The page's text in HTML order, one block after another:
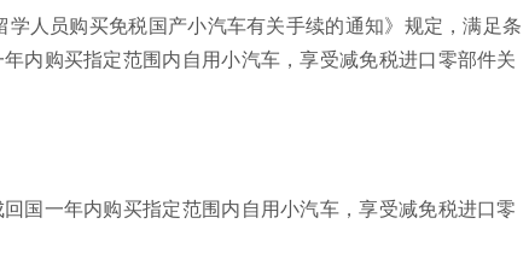
人员购买免税国产小汽车有关手续的通知》规定，满足条
内购买指定范围内自用小汽车，享受减免税进口零部件关
国一年内购买指定范围内自用小汽车，享受减免税进口零